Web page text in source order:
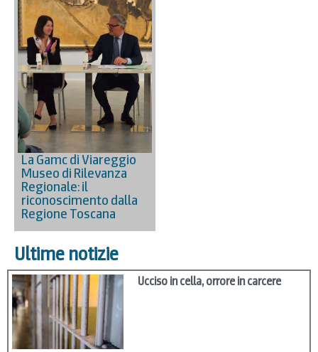
La Gamc di Viareggio
Museo di Rilevanza
Regionale: il
riconoscimento dalla
Regione Toscana
Ultime notizie
Ucciso in cella, orrore in carcere